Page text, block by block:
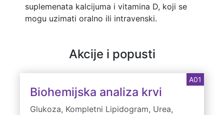
suplemenata kalcijuma i vitamina D, koji se
mogu uzimati oralno ili intravenski.
Akcije i popusti
A01
Biohemijska analiza krvi
Glukoza, Kompletni Lipidogram, Urea,